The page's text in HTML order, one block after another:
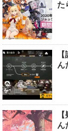
た
ん
ん